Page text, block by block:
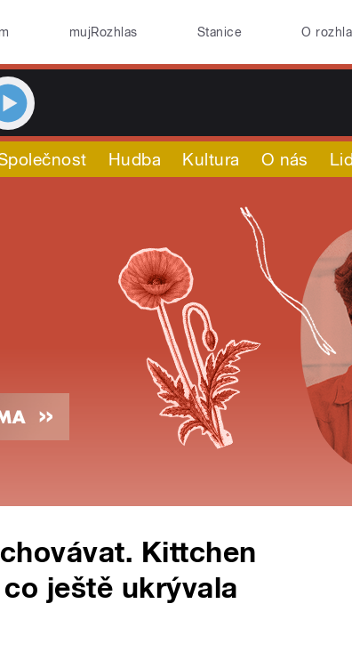
mujRozhlas Stanice O
Hudba Kultura O nás
Kittchen
ještě ukrývala